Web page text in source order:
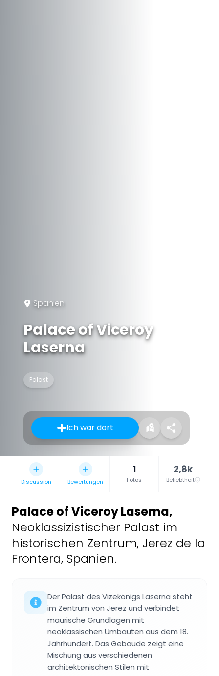
Spanien
Palace of Viceroy
Laserna
Palast
Ich war dort
Discussion Bewertungen
1
Fotos
2,8k
Beliebtheit
Palace of Viceroy Laserna,
Neoklassizistischer Palast im
historischen Zentrum, Jerez de la
Frontera, Spanien.
Der Palast des Vizekönigs Laserna steht
im Zentrum von Jerez und verbindet
maurische Grundlagen mit
neoklassischen Umbauten aus dem 18.
Jahrhundert. Das Gebäude zeigt eine
Mischung aus verschiedenen
architektonischen Stilen mit